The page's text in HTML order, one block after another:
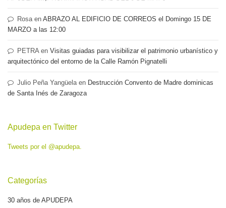
Rosaen ABRAZO AL EDIFICIO DE CORREOS el Domingo 15 DE
MARZO a las 12:00
PETRAen Visitas guiadas para visibilizar el patrimonio urbanístico y
arquitectónico del entorno de la Calle Ramón Pignatelli
Julio Peña Yangüelaen Destrucción Convento de Madre dominicas
de Santa Inés de Zaragoza
Apudepa en Twitter
Tweets por el @apudepa.
Categorías
30 años de APUDEPA